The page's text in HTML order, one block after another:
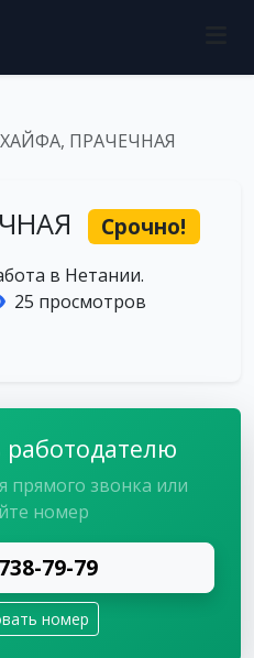
ХАЙФА, ПРАЧЕЧНАЯ
Срочно!
в Нетании.
25 просмотров
прямого звонка или
номер
79-79
номер